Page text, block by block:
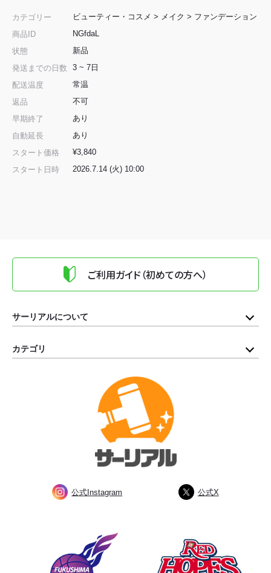
カテゴリー ビューティー・コスメ > メイク > ファンデーション
商品ID
NGfdaL
状態
新品
発送までの日数
3 ~ 7日
配送温度
常温
返品
不可
早期終了
あり
自動延長
あり
スタート価格
¥3,840
スタート日時
2026.7.14 (火) 10:00
公式Instagram 公式X
ご利用ガイド（初めての方へ）
サーリアルについて
カテゴリ